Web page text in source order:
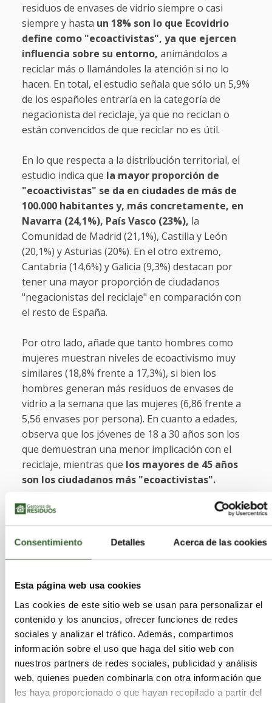
Consentimiento Detalles Acerca de las cookies
Esta página web usa cookies
Las cookies de este sitio web se usan para personalizar el
contenido y los anuncios, ofrecer funciones de redes
sociales y analizar el tráfico. Además, compartimos
información sobre el uso que haga del sitio web con
nuestros partners de redes sociales, publicidad y análisis
web, quienes pueden combinarla con otra información que
les haya proporcionado o que hayan recopilado a partir del
residuos de envases de vidrio siempre o casi
siempre y hasta un 18% son lo que Ecovidrio
define como "ecoactivistas", ya que ejercen
influencia sobre su entorno, animándolos a
reciclar más o llamándoles la atención si no lo
hacen. En total, el estudio señala que sólo un 5,9%
de los españoles entraría en la categoría de
negacionista del reciclaje, ya que no reciclan o
están convencidos de que reciclar no es útil.
En lo que respecta a la distribución territorial, el
estudio indica que la mayor proporción de
"ecoactivistas" se da en ciudades de más de
100.000 habitantes y, más concretamente, en
Navarra (24,1%), País Vasco (23%), la
Comunidad de Madrid (21,1%), Castilla y León
(20,1%) y Asturias (20%). En el otro extremo,
Cantabria (14,6%) y Galicia (9,3%) destacan por
tener una mayor proporción de ciudadanos
"negacionistas del reciclaje" en comparación con
el resto de España.
Por otro lado, añade que tanto hombres como
mujeres muestran niveles de ecoactivismo muy
similares (18,8% frente a 17,3%), si bien los
hombres generan más residuos de envases de
vidrio a la semana que las mujeres (6,86 frente a
5,56 envases por persona). En cuanto a edades,
observa que los jóvenes de 18 a 30 años son los
que demuestran una menor implicación con el
reciclaje, mientras que los mayores de 45 años
son los ciudadanos más "ecoactivistas".
En general, el estudio detalla que
siete de cada
diez personas abogan por dar más
información sobre el ahorro que implica el
reciclaje en el precio final de un producto,
reciclados o sobre los efectos de no reciclar sobre
el medioambiente. Además, el 64,6% considera
que las campañas de sensibilización influyen
mucho a la hora de cambiar el comportamiento de
la gente para que recicle más. A pesar de ello, el
59,5% de los ciudadanos opina que sería efectivo
establecer un sistema de multas para aquellas
personas que no reciclan y, de hecho,el 43,5%